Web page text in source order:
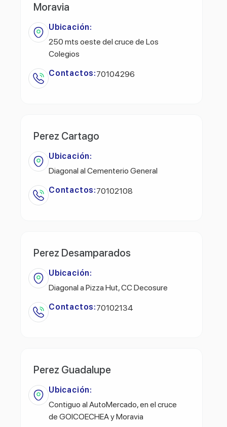
Moravia
Ubicación:
250 mts oeste del cruce de Los
Colegios
Contactos:70104296
Perez Cartago
Ubicación:
Diagonal al Cementerio General
Contactos:70102108
Perez Desamparados
Ubicación:
Diagonal a Pizza Hut, CC Decosure
Contactos:70102134
Perez Guadalupe
Ubicación:
Contiguo al AutoMercado, en el cruce
de GOICOECHEA y Moravia